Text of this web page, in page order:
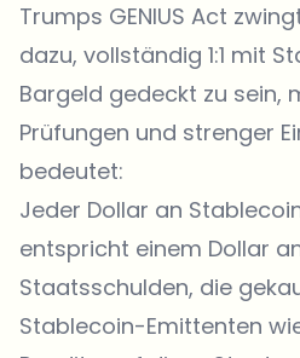
Trumps GENIUS Act
dazu, vollständig 1:1 mit
Bargeld gedeckt zu sein,
Prüfungen und strenger
bedeutet:
Jeder Dollar an
entspricht einem Dollar
Staatsschulden, die
Stablecoin-Emittenten